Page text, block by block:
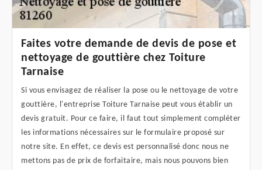
Faites votre demande de devis de pose et
nettoyage de gouttière chez Toiture
Tarnaise
Si vous envisagez de réaliser la pose ou le nettoyage de votre
gouttière, l'entreprise Toiture Tarnaise peut vous établir un
devis gratuit. Pour ce faire, il faut tout simplement compléter
les informations nécessaires sur le formulaire proposé sur
notre site. En effet, ce devis est personnalisé donc nous ne
mettons pas de prix de forfaitaire, mais nous pouvons bien